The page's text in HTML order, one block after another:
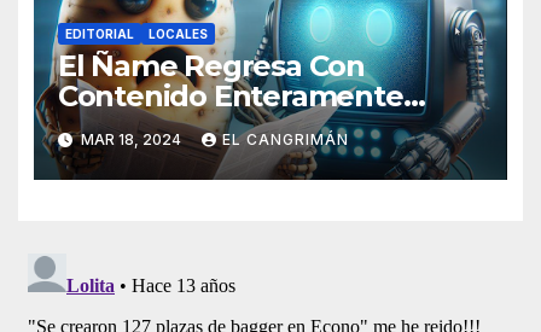
EDITORIAL LOCALES
El Ñame Regresa Con
Contenido Enteramente
Generado Por Inteligencia
Artificial
MAR 18, 2024 EL CANGRIMÁN